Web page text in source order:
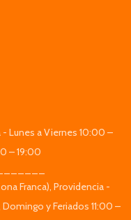
Lunes a Viernes 10:00 –
– 19:00
Franca), Providencia -
y Feriados 11:00 –